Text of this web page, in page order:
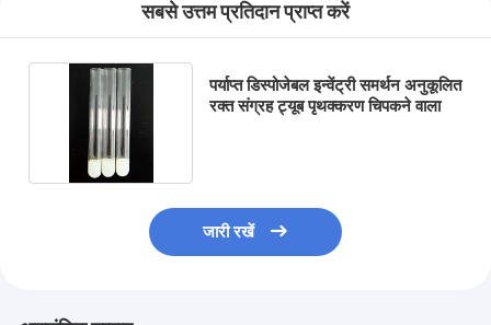
सबसे उत्तम प्रतिदान प्राप्त करें
पर्याप्त डिस्पोजेबल इन्वेंट्री समर्थन अनुकूलित
रक्त संग्रह ट्यूब पृथक्करण चिपकने वाला
जारी रखें